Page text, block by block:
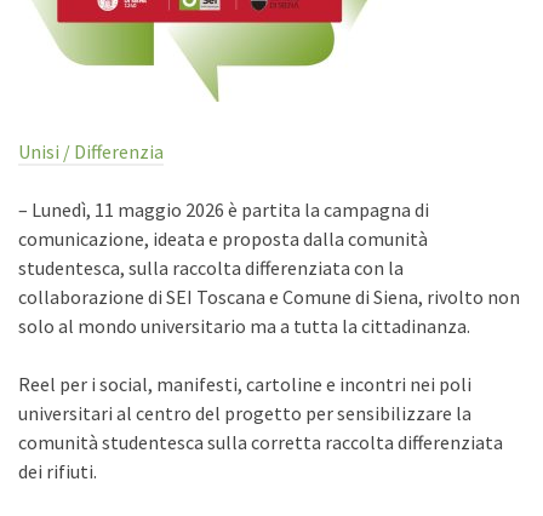
Unisi / Differenzia
– Lunedì, 11 maggio 2026 è partita la campagna di
comunicazione, ideata e proposta dalla comunità
studentesca, sulla raccolta differenziata con la
collaborazione di SEI Toscana e Comune di Siena, rivolto non
solo al mondo universitario ma a tutta la cittadinanza.
Reel per i social, manifesti, cartoline e incontri nei poli
universitari al centro del progetto per sensibilizzare la
comunità studentesca sulla corretta raccolta differenziata
dei rifiuti.